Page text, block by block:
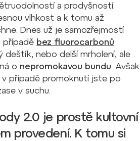
a prodyšností.
vlhkost a k tomu až
Dnes už je samozřejmostí
případě bez fluorocarbonů.
deštík, nebo delší mrholení, ale
o nepromokavou bundu. Avšak
v případě promoknutí jste po
v suchu.
2.0 je prostě kultovní
provedení. K tomu si